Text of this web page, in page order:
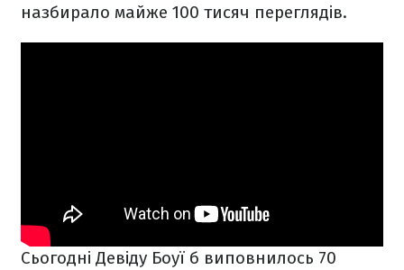
назбирало майже 100 тисяч переглядів.
Сьогодні Девіду Боуї б виповнилось 70